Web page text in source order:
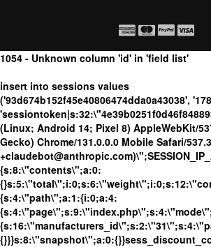
1054 - Unknown column 'id' in 'field list'
insert into sessions values
('93d674b152f45e40806474dda0a43038',
(Linux; Android 14; Pixel 8) AppleWebKit/
Gecko) Chrome/131.0.0.0 Mobile Safari/
{s:8:\"contents\";a:0:
{s:4:\"path\";a:1:{i:0;a:4: